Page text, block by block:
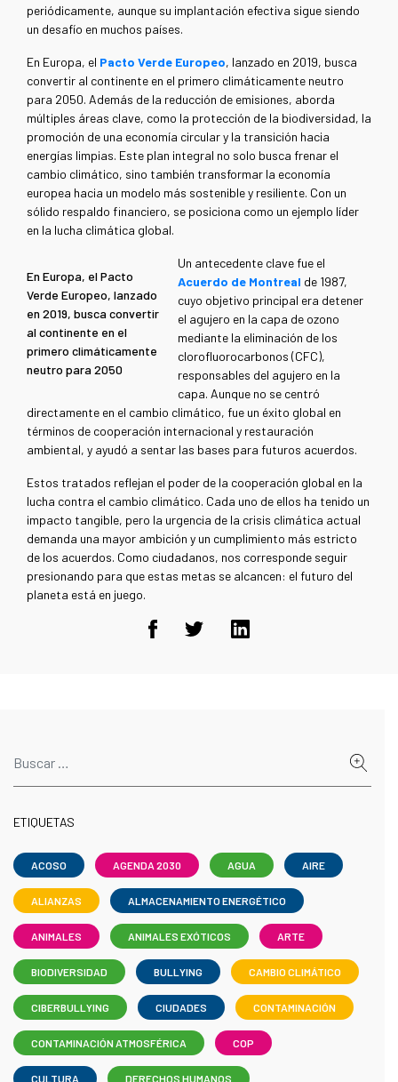
periódicamente, aunque su implantación efectiva sigue siendo
un desafío en muchos países.
En Europa, el Pacto Verde Europeo, lanzado en 2019, busca
convertir al continente en el primero climáticamente neutro
para 2050. Además de la reducción de emisiones, aborda
múltiples áreas clave, como la protección de la biodiversidad, la
promoción de una economía circular y la transición hacia
energías limpias. Este plan integral no solo busca frenar el
cambio climático, sino también transformar la economía
europea hacia un modelo más sostenible y resiliente. Con un
sólido respaldo financiero, se posiciona como un ejemplo líder
en la lucha climática global.
En Europa, el Pacto
Verde Europeo, lanzado
en 2019, busca convertir
al continente en el
primero climáticamente
neutro para 2050
Un antecedente clave fue el
Acuerdo de Montreal de 1987,
cuyo objetivo principal era detener
el agujero en la capa de ozono
mediante la eliminación de los
clorofluorocarbonos (CFC),
responsables del agujero en la
capa. Aunque no se centró
directamente en el cambio climático, fue un éxito global en
términos de cooperación internacional y restauración
ambiental, y ayudó a sentar las bases para futuros acuerdos.
Estos tratados reflejan el poder de la cooperación global en la
lucha contra el cambio climático. Cada uno de ellos ha tenido un
impacto tangible, pero la urgencia de la crisis climática actual
demanda una mayor ambición y un cumplimiento más estricto
de los acuerdos. Como ciudadanos, nos corresponde seguir
presionando para que estas metas se alcancen: el futuro del
planeta está en juego.
ETIQUETAS
ACOSO AGENDA 2030 AGUA AIRE
ALIANZAS ALMACENAMIENTO ENERGÉTICO
ANIMALES ANIMALES EXÓTICOS ARTE
BIODIVERSIDAD BULLYING CAMBIO CLIMÁTICO
CIBERBULLYING CIUDADES CONTAMINACIÓN
CONTAMINACIÓN ATMOSFÉRICA COP
CULTURA DERECHOS HUMANOS